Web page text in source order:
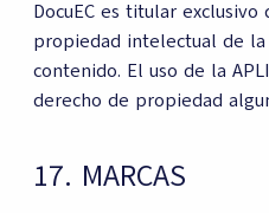
DocuEC es titular
propiedad intelectual de la
contenido. El uso de la
derecho de propiedad
17. MARCAS